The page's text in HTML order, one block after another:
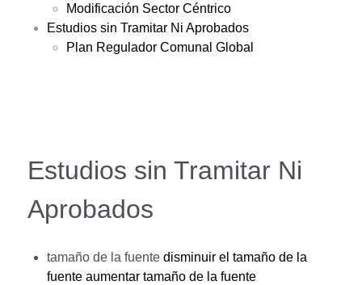
Modificación Sector Céntrico
Estudios sin Tramitar Ni Aprobados
Plan Regulador Comunal Global
Estudios sin Tramitar Ni
Aprobados
tamaño de la fuente disminuir el tamaño de la
fuente aumentar tamaño de la fuente